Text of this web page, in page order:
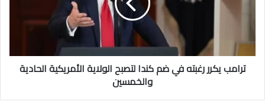
الولاية
الأمريكية
الحادية
والخمسين
ترامب يكرر رغبته في ضم كندا لتصبح الولاية الأمريكية الحادية
والخمسين